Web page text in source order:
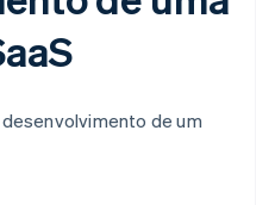
de um